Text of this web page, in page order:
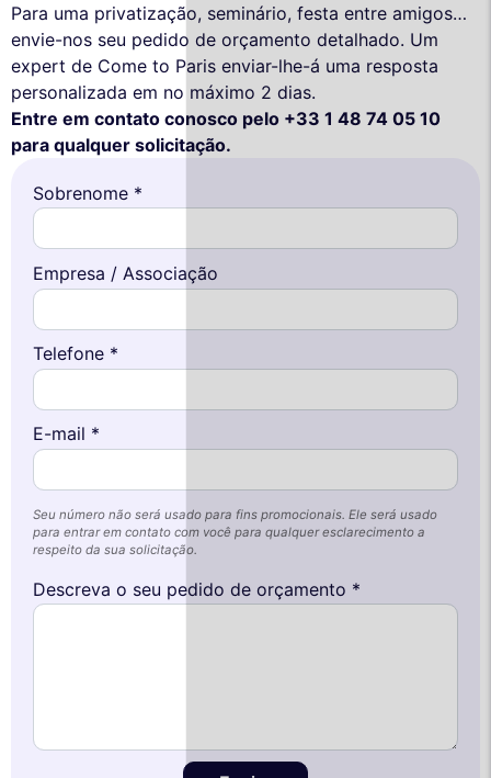
Para uma privatização, seminário, festa entre amigos…
envie-nos seu pedido de orçamento detalhado. Um
expert de Come to Paris enviar-lhe-á uma resposta
personalizada em no máximo 2 dias.
Entre em contato conosco pelo +33 1 48 74 05 10
para qualquer solicitação.
Sobrenome *
Empresa / Associação
Telefone *
E-mail *
Seu número não será usado para fins promocionais. Ele será usado
para entrar em contato com você para qualquer esclarecimento a
respeito da sua solicitação.
Descreva o seu pedido de orçamento *